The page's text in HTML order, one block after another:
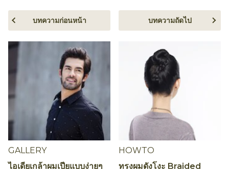
GALLERY
ไอเดียเกล้าผมเปียแบบง่ายๆ
บทความก่อนหน้า
HOWTO
ทรงผมดังโงะ Braided
บทความถัดไป